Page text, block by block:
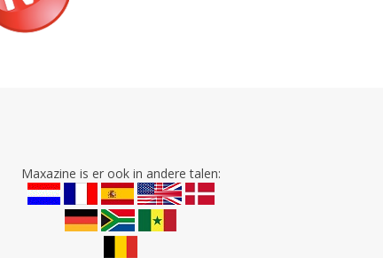
Maxazine is er ook in andere talen: